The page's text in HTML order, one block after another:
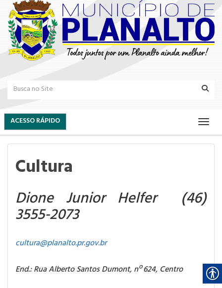
ACESSO RÁPIDO
Cultura
Dione Junior Helfer (46)
3555-2073
cultura@planalto.pr.gov.br
End.: Rua Alberto Santos Dumont, nº 624, Centro